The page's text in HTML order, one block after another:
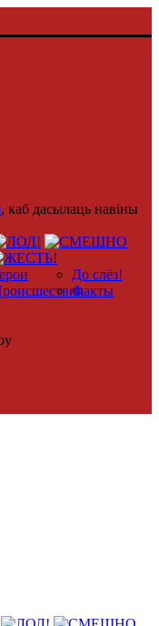
, каб дасылаць навіны
До слёз!
Факты